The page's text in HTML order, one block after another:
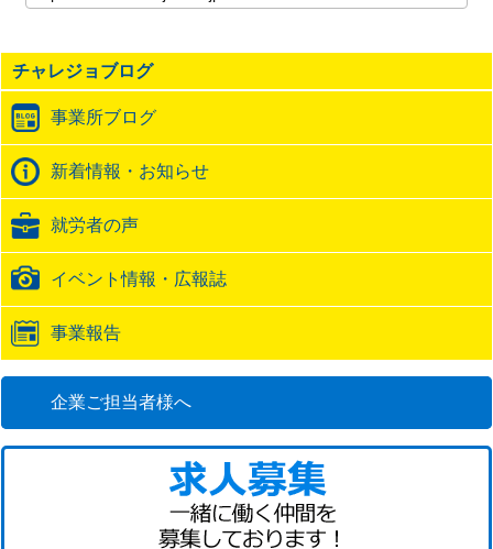
記
の
ト
ッ
ク
バ
ッ
URL
チャレジョブログ
事業所ブログ
新着情報・お知らせ
就労者の声
イベント情報・広報誌
事業報告
企業ご担当者様へ